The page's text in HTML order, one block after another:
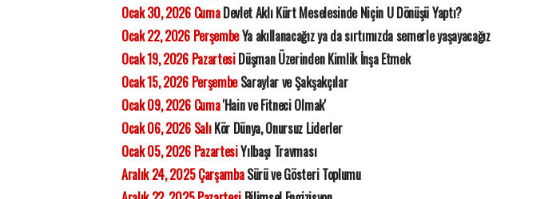
Ocak 30, 2026 CumaDevlet Aklı Kürt Meselesinde Niçin U Dönüşü Yaptı?
Ocak 22, 2026 PerşembeYa akıllanacağız ya da sırtımızda semerle yaşayacağız
Ocak 19, 2026 PazartesiDüşman Üzerinden Kimlik İnşa Etmek
Ocak 15, 2026 PerşembeSaraylar ve Şakşakçılar
Ocak 09, 2026 Cuma'Hain ve Fitneci Olmak'
Ocak 06, 2026 SalıKör Dünya, Onursuz Liderler
Ocak 05, 2026 PazartesiYılbaşı Travması
Aralık 24, 2025 ÇarşambaSürü ve Gösteri Toplumu